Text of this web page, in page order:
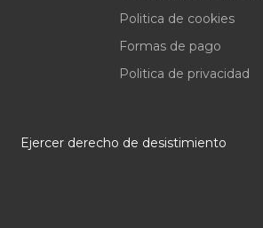
Politica de cookies
Formas de pago
Politica de privacidad
Ejercer derecho de desistimiento